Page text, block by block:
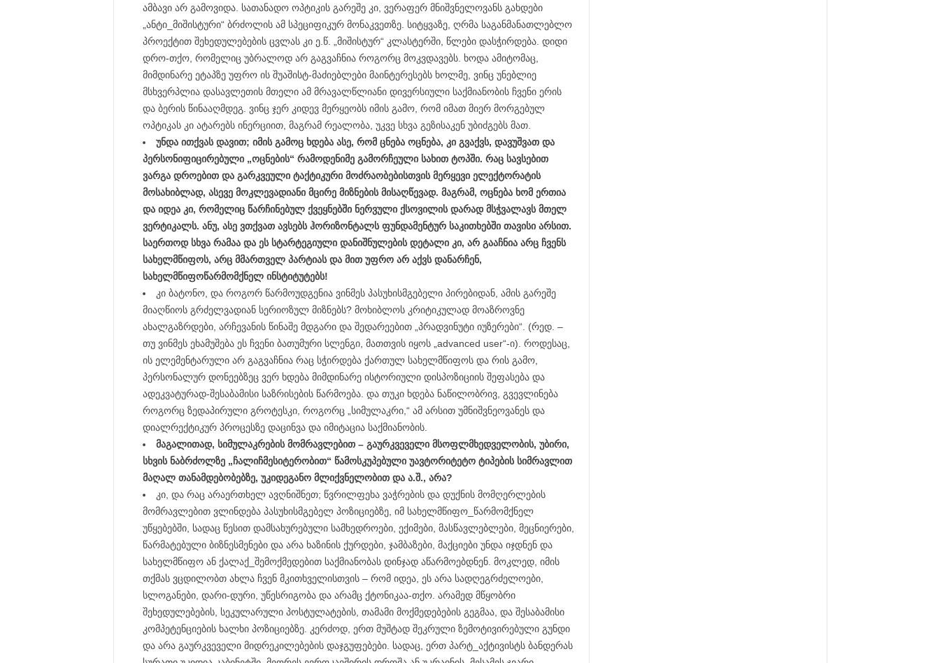
ამბავი არ გამოვიდა. სათანადო ოპტიკის გარეშე კი, ვერაფერ მნიშვნელოვანს გახდები
„ანტი_მიშისტური“ ბრძოლის ამ სპეციფიკურ მონაკვეთზე. სიტყვაზე, ღრმა საგანმანათლებლო
პროექტით შეხედულებების ცვლას კი ე.წ. „მიშისტურ“ კლასტერში, წლები დასჭირდება. დიდი
დრო-თქო, რომელიც უბრალოდ არ გაგვაჩნია როგორც მოკვდავებს. ხოდა ამიტომაც,
მიმდინარე ეტაპზე უფრო ის შუაშისტ-მაძიებლები მაინტერესებს ხოლმე, ვინც უნებლიე
მსხვერპლია დასავლეთის მთელი ამ მრავალწლიანი დივერსიული საქმიანობის ჩვენი ერის
და ბერის წინააღმდეგ. ვინც ჯერ კიდევ მერყეობს იმის გამო, რომ იმათ მიერ მორგებულ
ოპტიკას კი ატარებს ინერციით, მაგრამ რეალობა, უკვე სხვა გეზისაკენ უბიძგებს მათ.
უნდა ითქვას დავით; იმის გამოც ხდება ასე, რომ ცნება ოცნება, კი გვაქვს, დავუშვათ და
პერსონიფიცირებული „ოცნების“ რამოდენიმე გამორჩეული სახით ტოპში. რაც სავსებით
ვარგა დროებით და გარკვეული ტაქტიკური მოძრაობებისთვის მერყევი ელექტორატის
მოსახიბლად, ასევე მოკლევადიანი მცირე მიზნების მისაღწევად. მაგრამ, ოცნება ხომ ერთია
და იდეა კი, რომელიც წარჩინებულ ქვეყნებში ნერვული ქსოვილის დარად მსჭვალავს მთელ
ვერტიკალს. ანუ, ასე ვთქვათ ავსებს ჰორიზონტალს ფუნდამენტურ საკითხებში თავისი არსით.
საერთოდ სხვა რამაა და ეს სტარტეგიული დანიშნულების დეტალი კი, არ გააჩნია არც ჩვენს
სახელმწიფოს, არც მმართველ პარტიას და მით უფრო არ აქვს დანარჩენ,
სახელმწიფოწარმომქნელ ინსტიტუტებს!
კი ბატონო, და როგორ წარმოუდგენია ვინმეს პასუხისმგებელი პირებიდან, ამის გარეშე
მიაღწიოს გრძელვადიან სერიოზულ მიზნებს? მოხიბლოს კრიტიკულად მოაზროვნე
ახალგაზრდები, არჩევანის წინაშე მდგარი და შედარეებით „პრადვინუტი იუზერები“. (რედ. –
თუ ვინმეს ეხამუშება ეს ჩვენი ბათუმური სლენგი, მათთვის იყოს „advanced user“-ი). როდესაც,
ის ელემენტარული არ გაგვაჩნია რაც სჭირდება ქართულ სახელმწიფოს და რის გამო,
პერსონალურ დონეებზეც ვერ ხდება მიმდინარე ისტორიული დისპოზიციის შეფასება და
ადეკვატურად-შესაბამისი საზრისების წარმოება. და თუკი ხდება ნაწილობრივ, გვევლინება
როგორც ზედაპირული გროტესკი, როგორც „სიმულაკრი,“ ამ არსით უმნიშვნეოვანეს და
დიალრექტიკურ პროცესზე დაცინვა და იმიტაცია საქმიანობის.
მაგალითად, სიმულაკრების მომრავლებით – გაურკვეველი მსოფლმხედველობის, უბირი,
სხვის ნაბრძოლზე „ჩალიჩმესიტერობით“ წამოსკუპებული უავტორიტეტო ტიპების სიმრავლით
მაღალ თანამდებობებზე, უკიდეგანო მლიქვნელობით და ა.შ., არა?
კი, და რაც არაერთხელ ავღნიშნეთ; წვრილფეხა ვაჭრების და დუქნის მომღერლების
მომრავლებით ვლინდება პასუხისმგებელ პოზიციებზე, იმ სახელმწიფო_წარმომქნელ
უწყებებში, სადაც წესით დამსახურებული სამხედროები, ექიმები, მასწავლებლები, მეცნიერები,
წარმატებული ბიზნესმენები და არა ხაზინის ქურდები, ჯამბაზები, მაქციები უნდა იჯდნენ და
სახელმწიფო ან ქალაქ_შემოქმედებით საქმიანობას დინჯად აწარმოებდნენ. მოკლედ, იმის
თქმას ვცდილობთ ახლა ჩვენ მკითხველისთვის – რომ იდეა, ეს არა სადღეგრძელოები,
სლოგანები, დარი-დური, უწესრიგობა და არამც ქტონიკაა-თქო. არამედ მწყობრი
შეხედულებების, სეკულარული პოსტულატების, თამამი მოქმედებების გეგმაა, და შესაბამისი
კომპეტენციების ხალხი პოზიციებზე. კერძოდ, ერთ მუშტად შეკრული ზემოტივირებული გუნდი
და არა გაურკვეველი მიდრეკილებების დაჯგუფებები. სადაც, ერთ პარტ_აქტივისტს ბანდერას